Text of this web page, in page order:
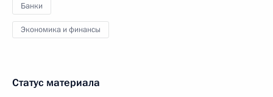
Банки
Экономика и финансы
Статус материала